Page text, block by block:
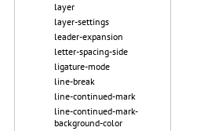
layer
layer-settings
leader-expansion
letter-spacing-side
ligature-mode
line-break
line-continued-mark
line-continued-mark-
background-color